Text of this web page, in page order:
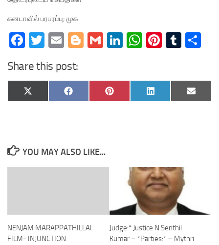
கனடாவில் பரபரப்பு; முக
Facebook
Twitter
EmailBlogger
GmailLinkedIn
WhatsApp
Share this post:
Share
on
X
(Twitter)
Share
on
Facebook
Share
on
Pinterest
Share
on
LinkedIn
Share
on
Email
YOU MAY ALSO LIKE...
NENJAM MARAPPATHILLAI
FILM- INJUNCTION
Judge:* Justice N Senthil
Kumar – *Parties:* – Mythri